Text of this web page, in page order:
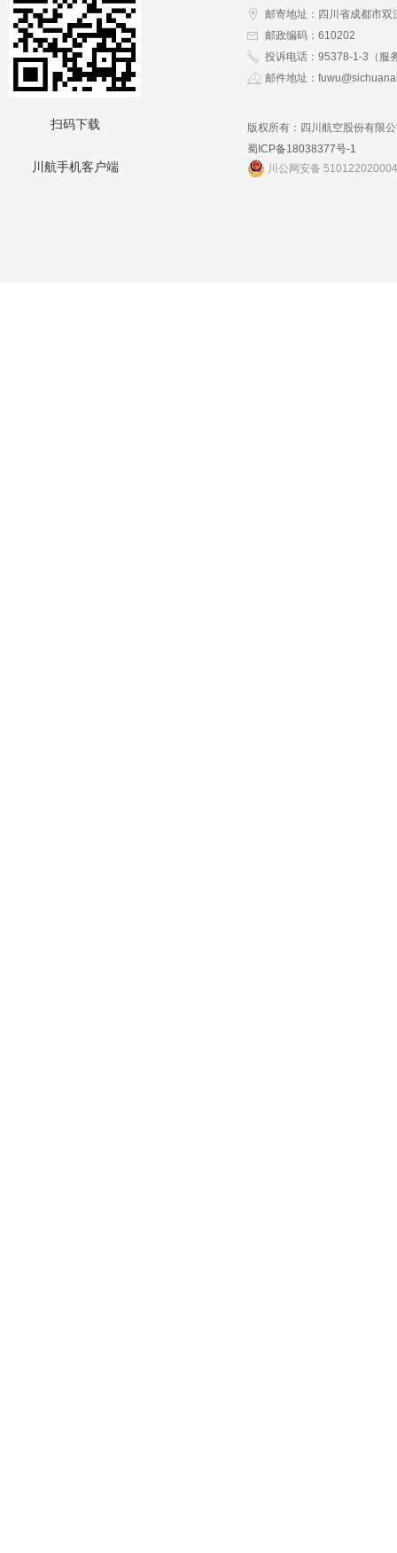
扫码下载
川航手机客户端
邮寄地址：四川省成都市
邮政编码：610202
投诉电话：95378-1-3（服
邮件地址：
版权所有：四川航空股份有限
蜀ICP备18038377号-1
川公网安备